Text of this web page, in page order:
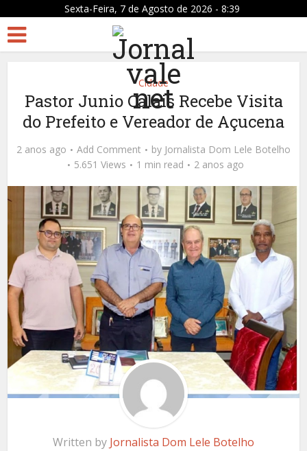
Sexta-Feira, 7 de Agosto de 2026 - 8:39
Cidade
Pastor Junio Calais Recebe Visita
do Prefeito e Vereador de Açucena
2 anos ago Add Comment by Jornalista Dom Lele Botelho
5.651 Views
1 min read 2 anos ago
Written by Jornalista Dom Lele Botelho